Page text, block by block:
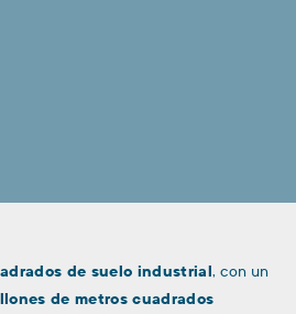
de suelo industrial, con un
de metros cuadrados